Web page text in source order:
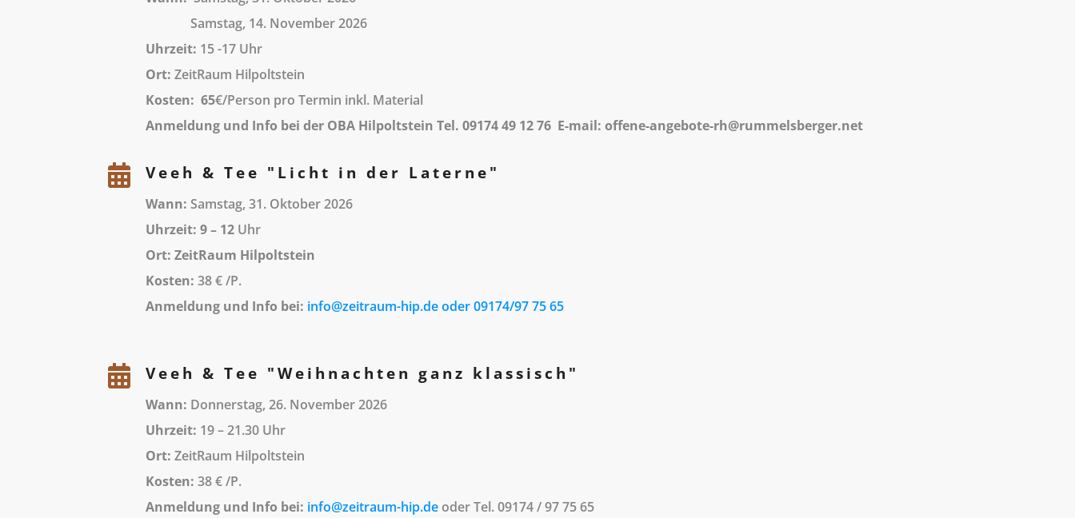
Samstag, 14. November 2026
Uhrzeit: 15 -17 Uhr
Ort: ZeitRaum Hilpoltstein
Kosten: 65€/Person pro Termin inkl. Material
Anmeldung und Info bei der OBA Hilpoltstein Tel. 09174 49 12 76 E-mail: offene-angebote-rh@rummelsberger.net
 Veeh & Tee "Licht in der Laterne"
Wann: Samstag, 31. Oktober 2026
Uhrzeit: 9 – 12Uhr
Ort: ZeitRaum Hilpoltstein
Kosten: 38 € /P.
Anmeldung und Info bei: info@zeitraum-hip.de oder 09174/97 75 65
 Veeh & Tee "Weihnachten ganz klassisch"
Wann: Donnerstag, 26. November 2026
Uhrzeit: 19 – 21.30 Uhr
Ort: ZeitRaum Hilpoltstein
Kosten: 38 € /P.
Anmeldung und Info bei: info@zeitraum-hip.deoder Tel. 09174 / 97 75 65